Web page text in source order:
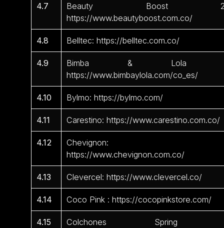
4.7
Beauty Boost
https://www.beautyboost.com.co/
4.8 Belltec: https://belltec.com.co/
4.9
Bimba & Lola
https://www.bimbaylola.com/co_es/
4.10 Bylmo: https://bylmo.com/
4.11 Carestino: https://www.carestino.com.co/
4.12
Chevignon:
https://www.chevignon.com.co/
4.13 Clevercel: https://www.clevercel.co/
4.14 Coco Pink : https://cocopinkstore.com/
4.15
Colchones Spring